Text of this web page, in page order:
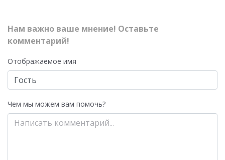
Нам важно ваше мнение! Оставьте
комментарий!
Отображаемое имя
Чем мы можем вам помочь?